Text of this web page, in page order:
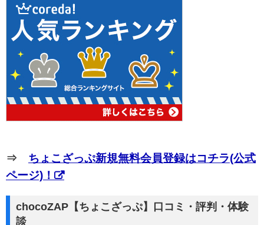
⇒ ちょこざっぷ新規無料会員登録はコチラ(公式
ページ)！
chocoZAP【ちょこざっぷ】口コミ・評判・体験
談